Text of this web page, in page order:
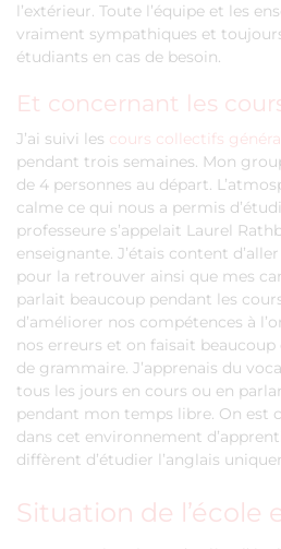
l’extérieur. Toute l’équipe et les
vraiment sympathiques et
étudiants en cas de besoin.
Et concernant les
J’ai suivi les cours collectifs
pendant trois semaines. Mon
de 4 personnes au départ.
calme ce qui nous a permis
professeure s’appelait Laurel
enseignante. J’étais content
pour la retrouver ainsi que mes
parlait beaucoup pendant les
d’améliorer nos compétences à
nos erreurs et on faisait beaucoup
de grammaire. J’apprenais du
tous les jours en cours ou en
pendant mon temps libre. On
dans cet environnement
diffèrent d’étudier l’anglais
Situation de l’école